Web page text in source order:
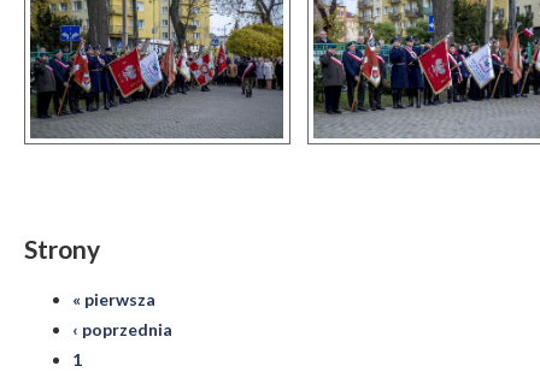
Strony
« pierwsza
‹ poprzednia
1